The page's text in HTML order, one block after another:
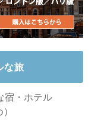
な旅
宿・ホテル